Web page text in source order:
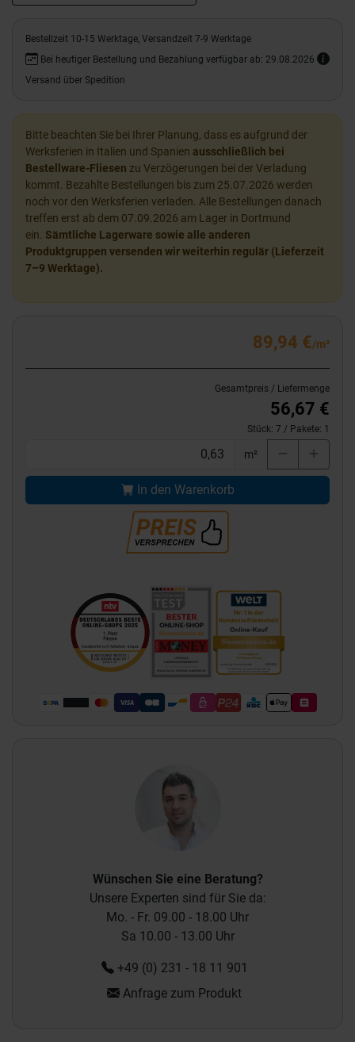
Bestellzeit 10-15 Werktage, Versandzeit 7-9 Werktage
Bei heutiger Bestellung und Bezahlung verfügbar ab: 29.08.2026
Versand über Spedition
Bitte beachten Sie bei Ihrer Planung, dass es aufgrund der
Werksferien in Italien und Spanien ausschließlich bei
Bestellware-Fliesen zu Verzögerungen bei der Verladung
kommt. Bezahlte Bestellungen bis zum 25.07.2026 werden
noch vor den Werksferien verladen. Alle Bestellungen danach
treffen erst ab dem 07.09.2026 am Lager in Dortmund
ein. Sämtliche Lagerware sowie alle anderen
Produktgruppen versenden wir weiterhin regulär (Lieferzeit
7–9 Werktage).
89,94 €/m²
Gesamtpreis / Liefermenge
56,67 €
Stück: 7 / Pakete: 1
m²
In den Warenkorb
Wünschen Sie eine Beratung?
Unsere Experten sind für Sie da:
Mo. - Fr. 09.00 - 18.00 Uhr
Sa 10.00 - 13.00 Uhr
+49 (0) 231 - 18 11 901
Anfrage zum Produkt